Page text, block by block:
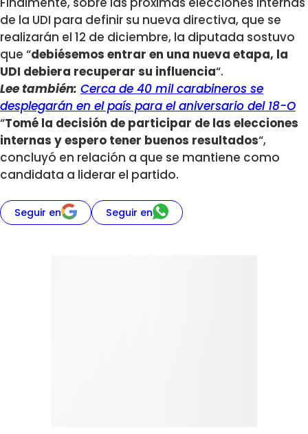
de la UDI para definir su nueva directiva, que se
realizarán el 12 de diciembre, la diputada sostuvo
que “debiésemos entrar en una nueva etapa, la
UDI debiera recuperar su influencia“.
Lee también: Cerca de 40 mil carabineros se
desplegarán en el país para el aniversario del 18-O
“Tomé la decisión de participar de las elecciones
internas y espero tener buenos resultados“,
concluyó en relación a que se mantiene como
candidata a liderar el partido.
Seguir en Seguir en